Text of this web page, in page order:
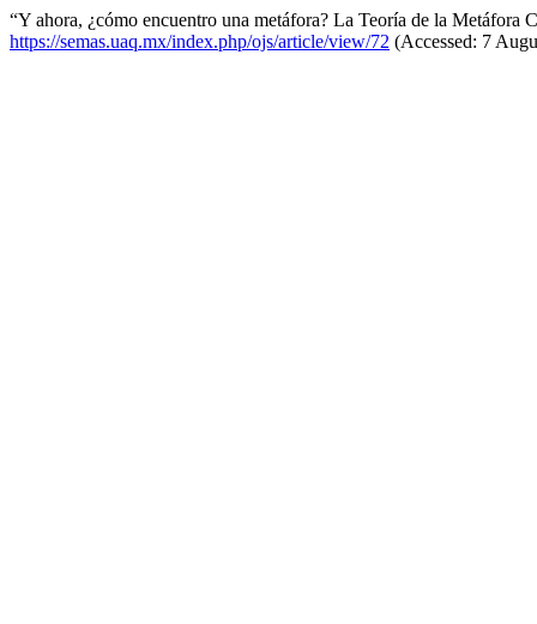
“Y ahora, ¿cómo encuentro una metáfora? La Teoría de la Metáfora
https://semas.uaq.mx/index.php/ojs/article/view/72 (Accessed: 7